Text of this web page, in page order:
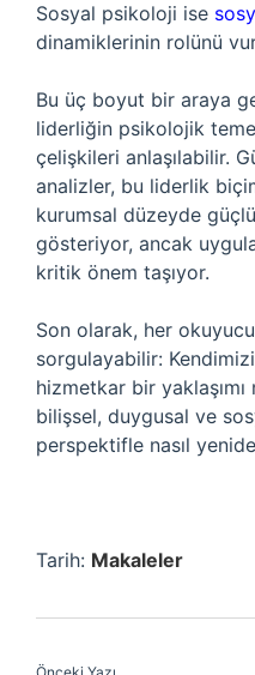
Sosyal psikoloji ise
dinamiklerinin rolünü
Bu üç boyut bir araya
liderliğin psikolojik
çelişkileri anlaşılabilir.
analizler, bu liderlik
kurumsal düzeyde
gösteriyor, ancak
kritik önem taşıyor.
Son olarak, her
sorgulayabilir:
hizmetkar bir
bilişsel, duygusal ve
perspektifle nasıl
Tarih: Makaleler